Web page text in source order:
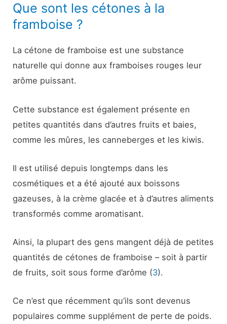
Que sont les cétones à la
framboise ?
La cétone de framboise est une substance
naturelle qui donne aux framboises rouges leur
arôme puissant.
Cette substance est également présente en
petites quantités dans d’autres fruits et baies,
comme les mûres, les canneberges et les kiwis.
Il est utilisé depuis longtemps dans les
cosmétiques et a été ajouté aux boissons
gazeuses, à la crème glacée et à d’autres aliments
transformés comme aromatisant.
Ainsi, la plupart des gens mangent déjà de petites
quantités de cétones de framboise – soit à partir
de fruits, soit sous forme d’arôme (3).
Ce n’est que récemment qu’ils sont devenus
populaires comme supplément de perte de poids.